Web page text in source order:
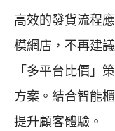
高效的發貨流程
模網店，不再建
「多平台比價」
方案。結合智能
提升顧客體驗。